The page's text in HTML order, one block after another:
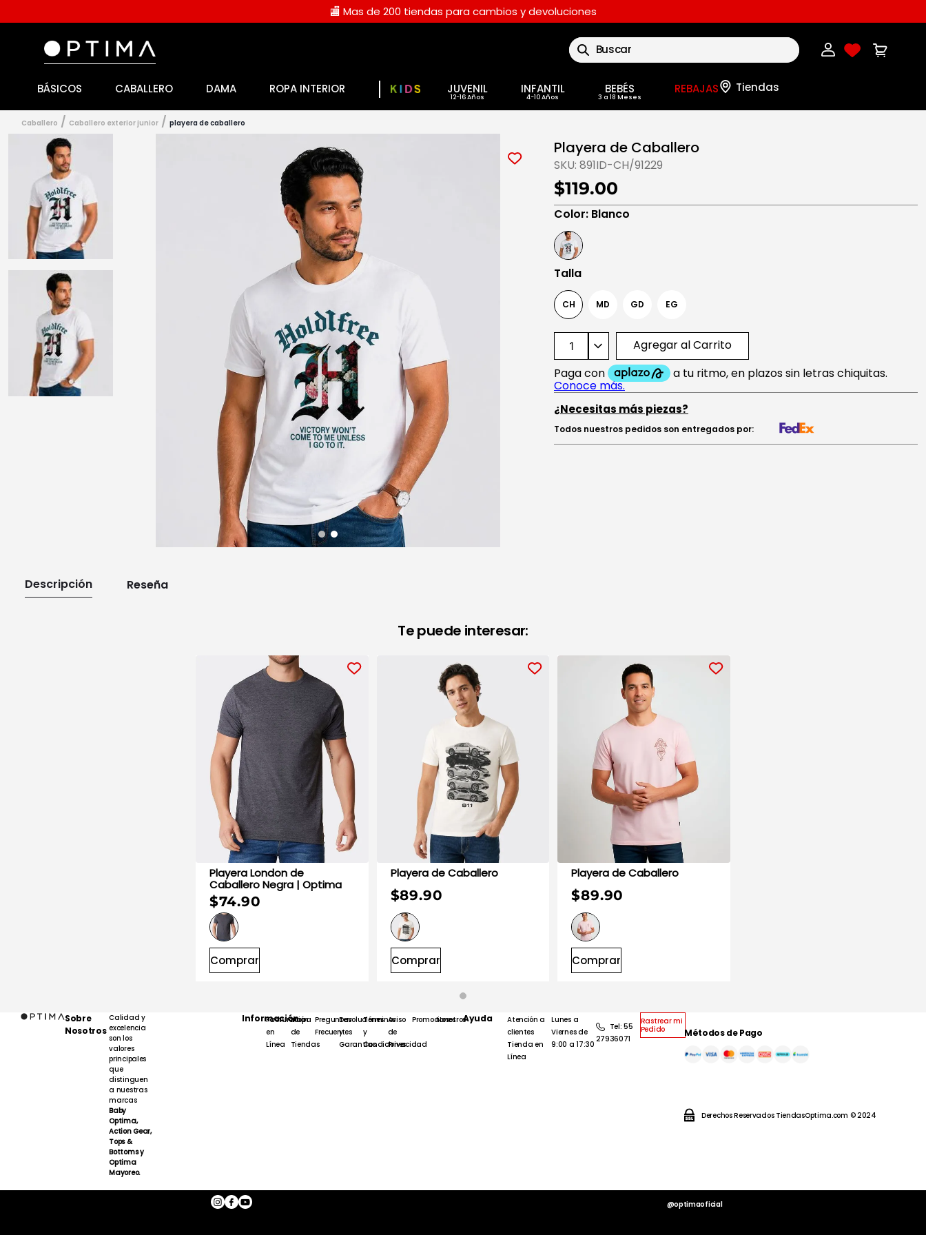
🏬 Mas de 200 tiendas para cambios y devoluciones
Buscar
BÁSICOS CABALLERO DAMA ROPA INTERIOR JUVENIL INFANTIL BEBÉS REBAJAS
caballero caballero exterior junior playera de caballero
Playera de Caballero
SKU: 891ID-CH/91229
$119.00
Color: Blanco
Talla
CH MD GD EG
Agregar al Carrito
¿Necesitas más piezas?
Todos nuestros pedidos son entregados por:
Descripción Reseña
Te puede interesar:
Playera London de
Caballero Negra | Optima
$74.90
Comprar
Playera de Caballero
$89.90
Comprar
Playera de Caballero
$89.90
Comprar
Sobre
Nosotros
Calidad y
excelencia
son los
valores
principales
que
distinguen
a nuestras
marcas
Baby
Optima,
Action Gear,
Tops &
Bottoms y
Optima
Mayoreo.
Información
Facturación
en
Línea
Mapa
de
Tiendas
Preguntas
Frecuentes
Devoluciones
y
Garantías
Términos
y
Condiciones
Aviso
de
Privacidad
Promociones
NosotrosAyuda
Atención a
clientes
Tienda en
Línea
Lunes a
Viernes de
9:00 a 17:30
Tel: 55
27936071
Rastrear mi
Pedido
Métodos de Pago
Derechos Reservados TiendasOptima.com © 2024
@optimaoficial
licencia
playeras caballero
playeras dama
spiderman
sudaderas
pantalones
polo
playera polo
playera manga larga